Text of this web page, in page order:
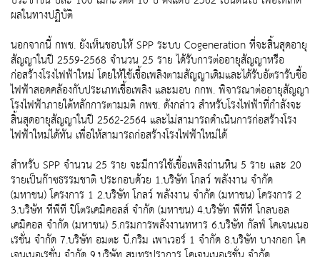
ผลในทางปฏิบัติ
นอกจากนี้ กพช. ยังเห็นชอบให้ SPP ระบบ Cogeneration ที่จะสิ้นสุดอายุ
สัญญาในปี 2559-2568 จำนวน 25 ราย ได้รับการต่ออายุสัญญาหรือ
ก่อสร้างโรงไฟฟ้าใหม่ โดยให้ใช้เชื้อเพลิงตามสัญญาเดิมและได้รับอัตรารับซื้อ
ไฟฟ้าสอดคล้องกับประเภทเชื้อเพลิง และมอบ กกพ. พิจารณาต่ออายุสัญญา
โรงไฟฟ้าภายใต้หลักการตามมติ กพช. ดังกล่าว สำหรับโรงไฟฟ้าที่กำลังจะ
สิ้นสุดอายุสัญญาในปี 2562-2564 และไม่สามารถดำเนินการก่อสร้างโรง
ไฟฟ้าใหม่ได้ทัน เพื่อให้สามารถก่อสร้างโรงไฟฟ้าใหม่ได้
สำหรับ SPP จำนวน 25 ราย จะมีการใช้เชื้อเพลิงถ่านหิน 5 ราย และ 20
รายเป็นก๊าซธรรมชาติ ประกอบด้วย 1.บริษัท โกลว์ พลังงาน จำกัด
(มหาชน) โครงการ 1 2.บริษัท โกลว์ พลังงาน จำกัด (มหาชน) โครงการ 2
3.บริษัท ทีพีที ปิโตรเคมิคอลส์ จำกัด (มหาชน) 4.บริษัท พีทีที โกลบอล
เคมิคอล จำกัด (มหาชน) 5.กรมการพลังงานทหาร 6.บริษัท กัลฟ์ โคเจนเนอ
เรชั่น จำกัด 7.บริษัท อมตะ บี.กริม เพาเวอร์ 1 จำกัด 8.บริษัท บางกอก โค